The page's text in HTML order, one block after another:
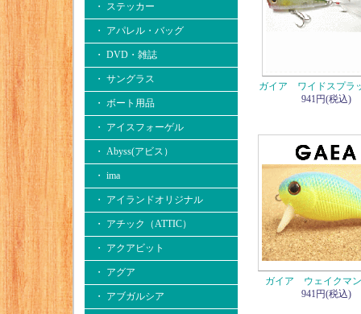
・ ステッカー
・ アパレル・バッグ
・ DVD・雑誌
・ サングラス
・ ボート用品
・ アイスフォーゲル
・ Abyss(アビス）
・ ima
・ アイランドオリジナル
・ アチック（ATTIC）
・ アクアビット
・ アグア
・ アブガルシア
ガイア ワイドスプラ
941円(税込)
ガイア ウェイクマン
941円(税込)